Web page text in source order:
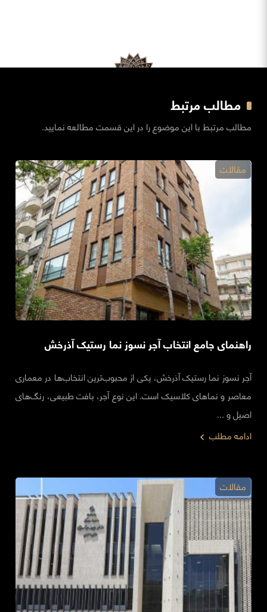
مطالب مرتبط
مطالب مرتبط با این موضوع را در این قسمت مطالعه نمایید.
راهنمای جامع‌ انتخاب آجر نسوز نما رستیک آذرخش
آجر نسوز نما رستیک آذرخش، یکی از محبوب‌ترین انتخاب‌ها در معماری
معاصر و نماهای کلاسیک است. این نوع آجر، بافت طبیعی، رنگ‌های
اصیل و ...
مقالات
ادامه مطلب
مقالات